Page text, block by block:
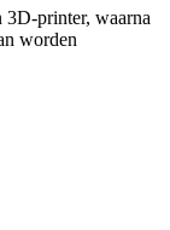
3D-printer, waarna
worden